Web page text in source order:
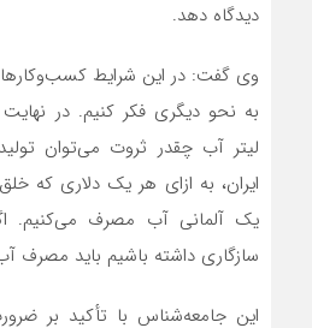
دیدگاه دهد.
وی گفت: در این شرایط کسب‌وکارها
به نحو دیگری فکر کنیم. در
لیتر آب چقدر ثروت می‌توان
یک آلمانی آب مصرف می‌کنیم.
سازگاری داشته باشیم باید مصرف
این جامعه‌شناس با تأکید بر